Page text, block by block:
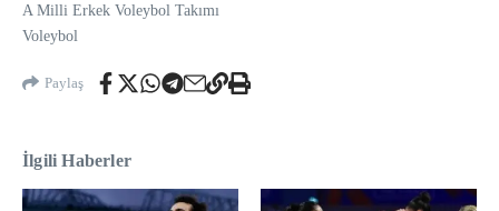
A Milli Erkek Voleybol Takımı
Voleybol
Paylaş
İlgili Haberler